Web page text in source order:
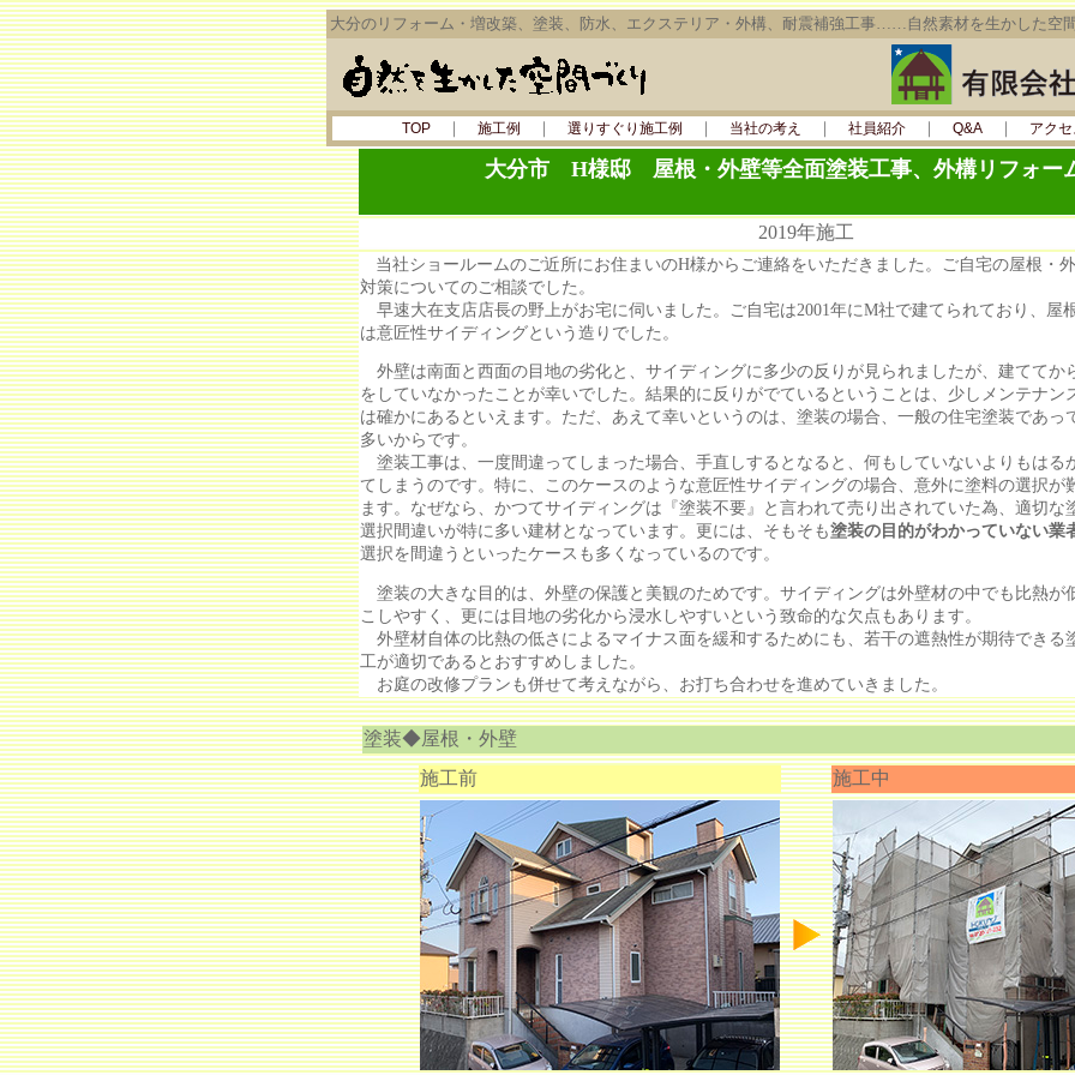
大分のリフォーム・増改築、塗装、防水、エクステリア・外構、耐震補強工事……自然素材を生かした空
TOP｜ 施工例 ｜ 選りすぐり施工例 ｜ 当社の考え ｜ 社員紹介｜ Q&A｜ アクセ
大分市 H様邸 屋根・外壁等全面塗装工事、外構リフォー
2019年施工
当社ショールームのご近所にお住まいのH様からご連絡をいただきました。ご自宅の屋根・
対策についてのご相談でした。
早速大在支店店長の野上がお宅に伺いました。ご自宅は2001年にM社で建てられており、屋
は意匠性サイディングという造りでした。
外壁は南面と西面の目地の劣化と、サイディングに多少の反りが見られましたが、建ててか
をしていなかったことが幸いでした。結果的に反りがでているということは、少しメンテナン
は確かにあるといえます。ただ、あえて幸いというのは、塗装の場合、一般の住宅塗装であっ
多いからです。
塗装工事は、一度間違ってしまった場合、手直しするとなると、何もしていないよりもはる
てしまうのです。特に、このケースのような意匠性サイディングの場合、意外に塗料の選択が
ます。なぜなら、かつてサイディングは『塗装不要』と言われて売り出されていた為、適切な
選択間違いが特に多い建材となっています。更には、そもそも塗装の目的がわかっていない業
選択を間違うといったケースも多くなっているのです。
塗装の大きな目的は、外壁の保護と美観のためです。サイディングは外壁材の中でも比熱が
こしやすく、更には目地の劣化から浸水しやすいという致命的な欠点もあります。
外壁材自体の比熱の低さによるマイナス面を緩和するためにも、若干の遮熱性が期待できる
工が適切であるとおすすめしました。
お庭の改修プランも併せて考えながら、お打ち合わせを進めていきました。
塗装◆屋根・外壁
施工前
施工中